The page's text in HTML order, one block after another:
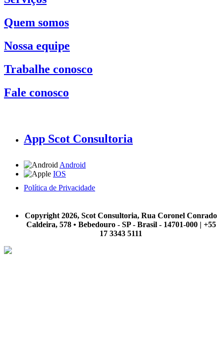
Quem somos
Nossa equipe
Trabalhe conosco
Fale conosco
App Scot Consultoria
Android
IOS
Política de Privacidade
Copyright 2026, Scot Consultoria, Rua Coronel Conrado
Caldeira, 578 • Bebedouro - SP - Brasil - 14701-000 | +55
17 3343 5111